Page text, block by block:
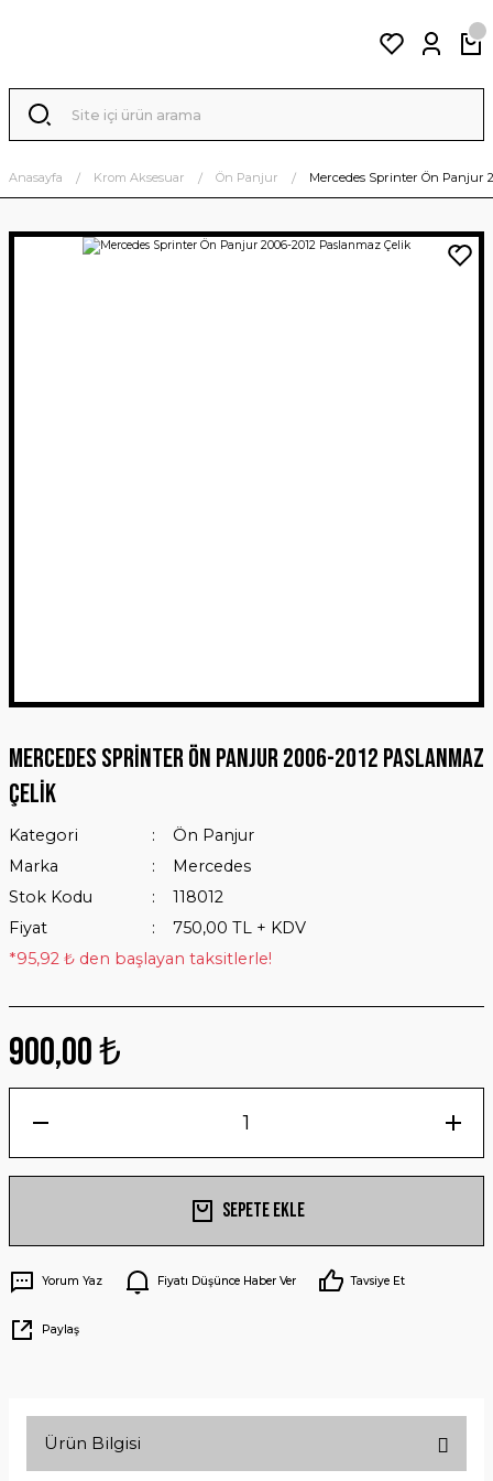
Anasayfa Krom Aksesuar Ön Panjur Mercedes Sprinter Ön Panjur
Mercedes Sprinter Ön Panjur 2006-2012 Paslanmaz
Çelik
Kategori
Ön Panjur
Marka
Mercedes
Stok Kodu
118012
Fiyat
750,00 TL + KDV
*95,92 ₺ den başlayan taksitlerle!
900,00 ₺
Sepete Ekle
Yorum Yaz Fiyatı Düşünce Haber Ver Tavsiye Et
Paylaş
Ürün Bilgisi